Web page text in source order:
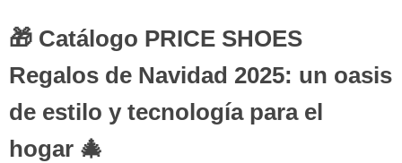
🎁 Catálogo PRICE SHOES
Regalos de Navidad 2025: un oasis
de estilo y tecnología para el
hogar 🎄